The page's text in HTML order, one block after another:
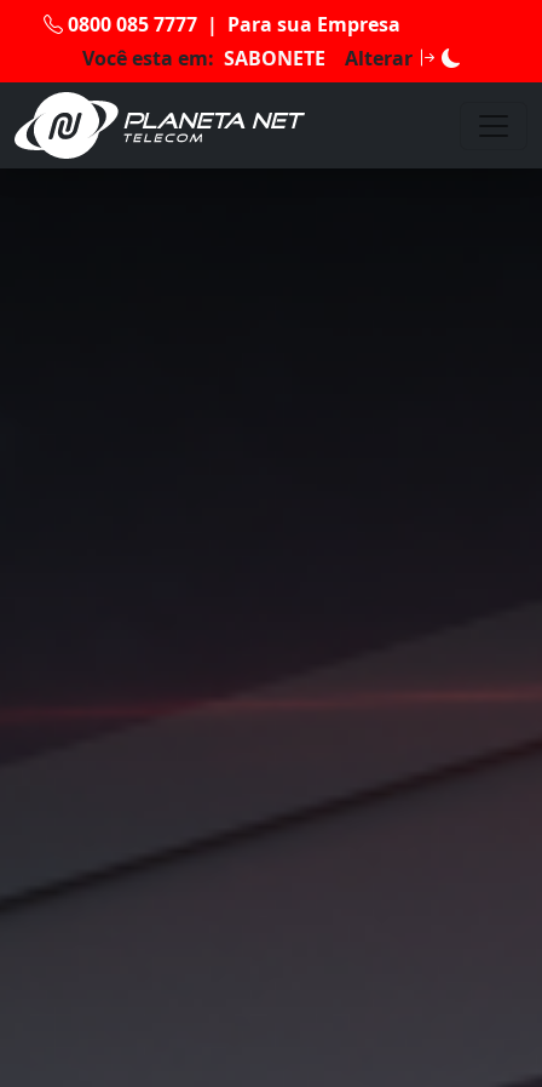
0800 085 7777 | Para sua Empresa
Você esta em: SABONETE Alterar